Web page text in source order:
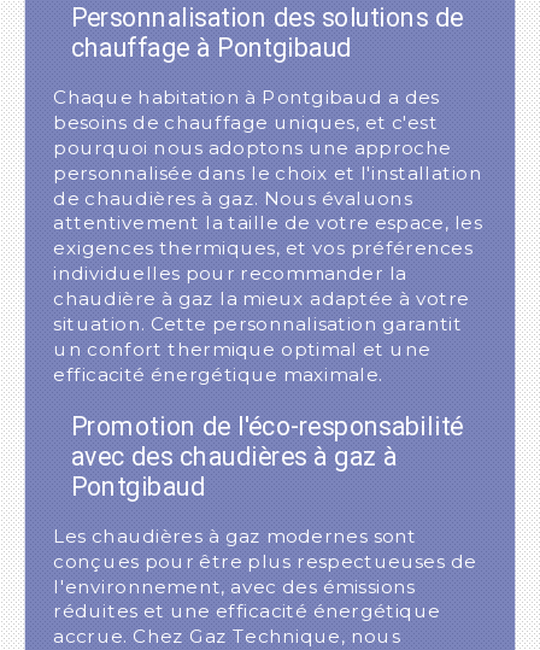
Personnalisation des solutions de
chauffage à Pontgibaud
Chaque habitation à Pontgibaud a des
besoins de chauffage uniques, et c'est
pourquoi nous adoptons une approche
personnalisée dans le choix et l'installation
de chaudières à gaz. Nous évaluons
attentivement la taille de votre espace, les
exigences thermiques, et vos préférences
individuelles pour recommander la
chaudière à gaz la mieux adaptée à votre
situation. Cette personnalisation garantit
un confort thermique optimal et une
efficacité énergétique maximale.
Promotion de l'éco-responsabilité
avec des chaudières à gaz à
Pontgibaud
Les chaudières à gaz modernes sont
conçues pour être plus respectueuses de
l'environnement, avec des émissions
réduites et une efficacité énergétique
accrue. Chez Gaz Technique, nous